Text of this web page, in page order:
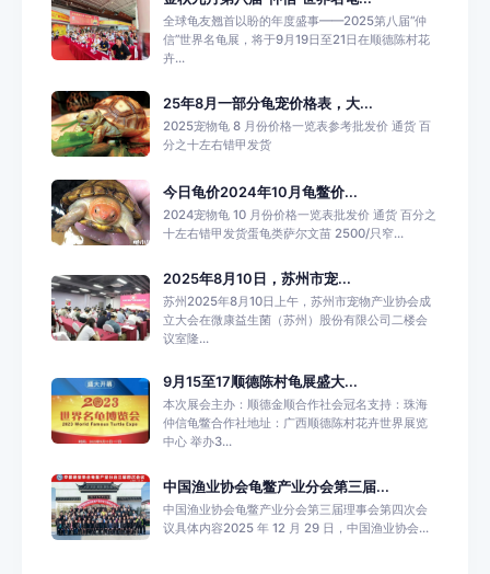
全球龟友翘首以盼的年度盛事——2025第八届“仲
信”世界名龟展，将于9月19日至21日在顺德陈村花
卉...
25年8月一部分龟宠价格表，大...
2025宠物龟 8 月份价格一览表参考批发价 通货 百
分之十左右错甲发货
今日龟价2024年10月龟鳖价...
2024宠物龟 10 月份价格一览表批发价 通货 百分之
十左右错甲发货蛋龟类萨尔文苗 2500/只窄...
2025年8月10日，苏州市宠...
苏州2025年8月10日上午，苏州市宠物产业协会成
立大会在微康益生菌（苏州）股份有限公司二楼会
议室隆...
9月15至17顺德陈村龟展盛大...
本次展会主办：顺德金顺合作社会冠名支持：珠海
仲信龟鳖合作社地址：广西顺德陈村花卉世界展览
中心 举办3...
中国渔业协会龟鳖产业分会第三届...
中国渔业协会龟鳖产业分会第三届理事会第四次会
议具体内容2025 年 12 月 29 日，中国渔业协会...